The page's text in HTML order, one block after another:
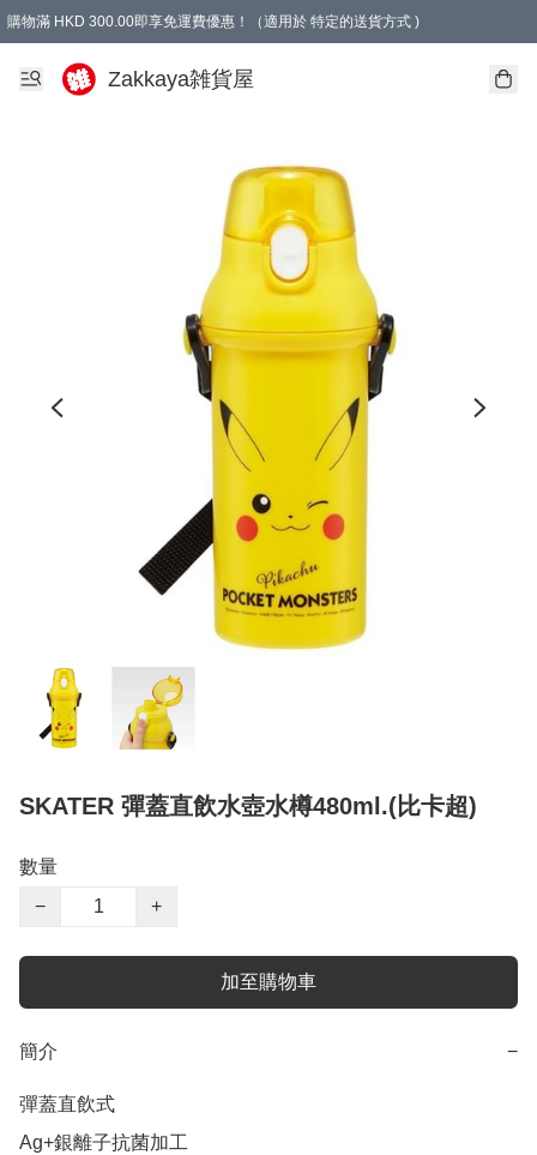
購物滿 HKD 300.00即享免運費優惠！（適用於 特定的送貨方式 )
Zakkaya雑貨屋
SKATER 彈蓋直飲水壺水樽480ml.(比卡超)
數量
−
+
加至購物車
簡介 −
彈蓋直飲式
Ag+銀離子抗菌加工